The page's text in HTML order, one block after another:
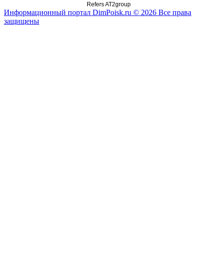
Refers AT2group
Информационный портал DimPoisk.ru © 2026 Все права
защищены